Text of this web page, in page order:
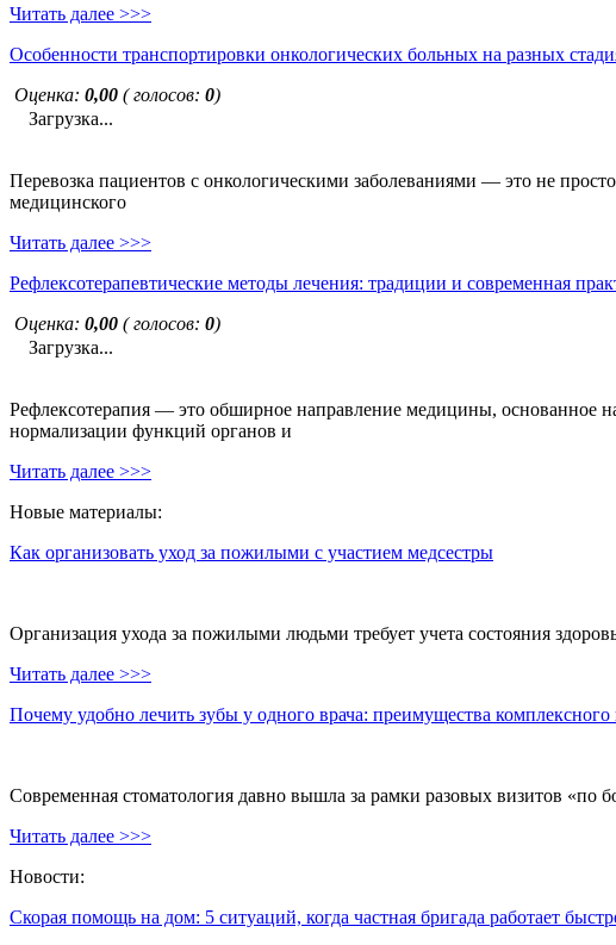
Читать далее >>>
Особенности транспортировки онкологических больных на разных
Оценка: 0,00 ( голосов: 0)
Загрузка...
Перевозка пациентов с онкологическими заболеваниями — это не
медицинского
Читать далее >>>
Рефлексотерапевтические методы лечения: традиции и современная
Оценка: 0,00 ( голосов: 0)
Загрузка...
Рефлексотерапия — это обширное направление медицины, основанное
нормализации функций органов и
Читать далее >>>
Новые материалы:
Как организовать уход за пожилыми с участием медсестры
Организация ухода за пожилыми людьми требует учета состояния
Читать далее >>>
Почему удобно лечить зубы у одного врача: преимущества комплексного
Современная стоматология давно вышла за рамки разовых визитов
Читать далее >>>
Новости:
Скорая помощь на дом: 5 ситуаций, когда частная бригада работает